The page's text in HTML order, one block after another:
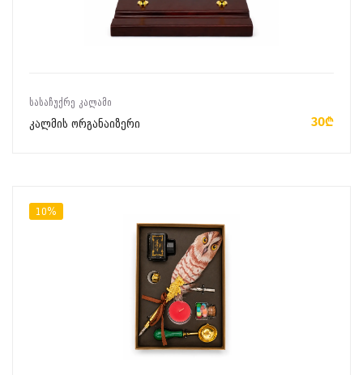
ᲡᲐᲡᲐᲩᲣᲥᲠᲔ ᲙᲐᲚᲐᲛᲘ
კალმის ორგანაიზერი 30₾
10%